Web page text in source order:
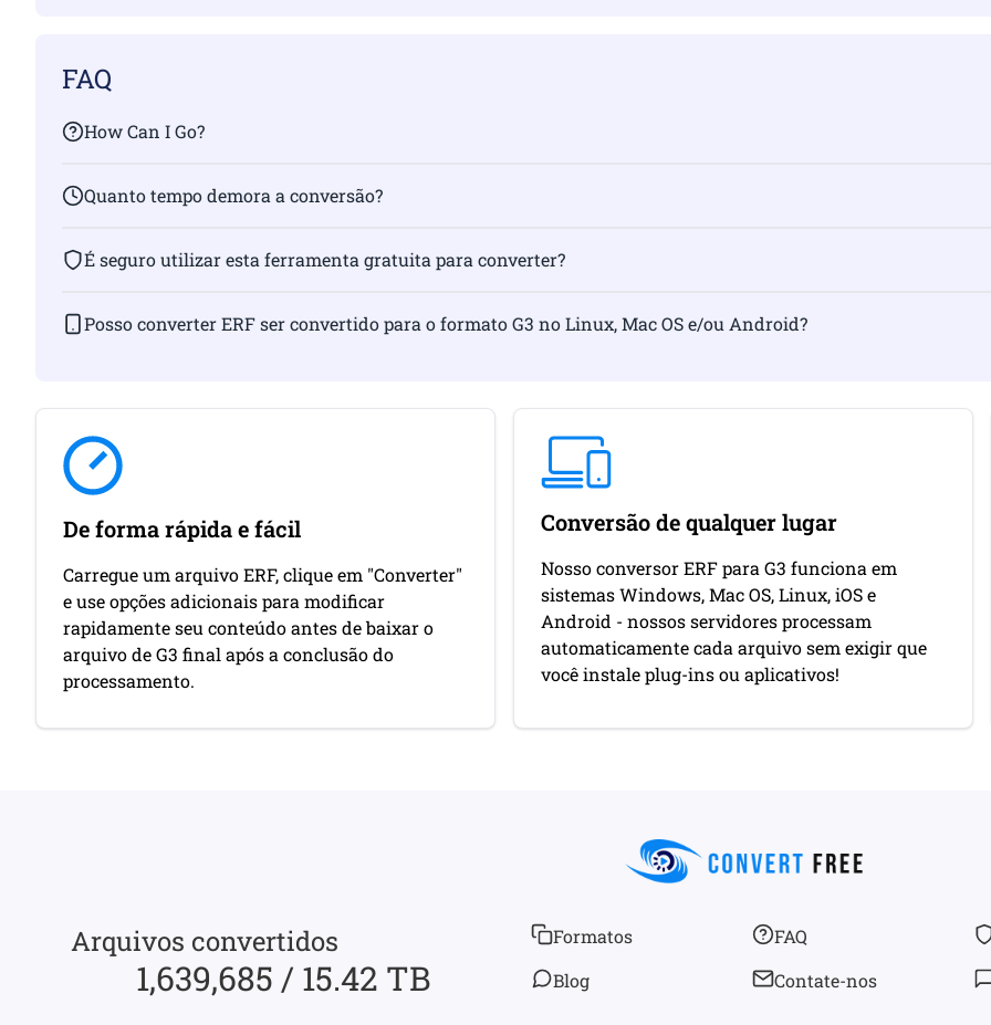
FAQ
How Can I Go?
Quanto tempo demora a conversão?
É seguro utilizar esta ferramenta gratuita para converter?
Posso converter ERF ser convertido para o formato G3 no Linux, Mac OS e/ou Android?
De forma rápida e fácil
Carregue um arquivo ERF, clique em "Converter"
e use opções adicionais para modificar
rapidamente seu conteúdo antes de baixar o
arquivo de G3 final após a conclusão do
processamento.
Conversão de qualquer lugar
Nosso conversor ERF para G3 funciona em
sistemas Windows, Mac OS, Linux, iOS e
Android - nossos servidores processam
automaticamente cada arquivo sem exigir que
você instale plug-ins ou aplicativos!
Arquivos convertidos
1,639,685 / 15.42 TB
Formatos
Blog
FAQ
Contate-nos